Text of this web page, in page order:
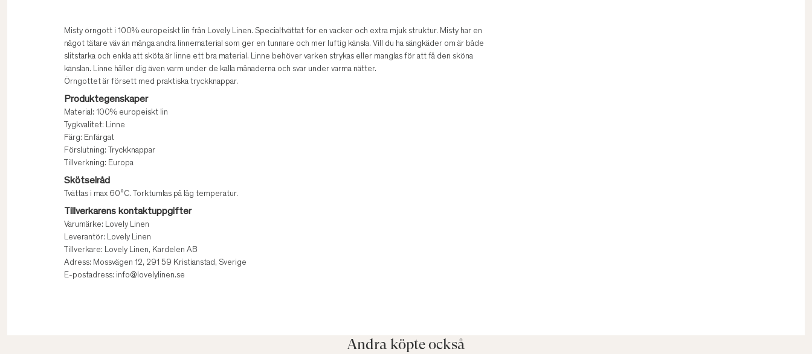
Misty örngott i 100% europeiskt lin från Lovely Linen. Specialtvättat för en vacker och extra mjuk struktur. Misty har en
något tätare väv än många andra linnematerial som ger en tunnare och mer luftig känsla. Vill du ha sängkäder om är både
slitstarka och enkla att sköta är linne ett bra material. Linne behöver varken strykas eller manglas för att få den sköna
känslan. Linne håller dig även varm under de kalla månaderna och svar under varma nätter.
Örngottet är försett med praktiska tryckknappar.
Produktegenskaper
Material: 100% europeiskt lin
Tygkvalitet: Linne
Färg: Enfärgat
Förslutning: Tryckknappar
Tillverkning: Europa
Skötselråd
Tvättas i max 60°C. Torktumlas på låg temperatur.
Tillverkarens kontaktuppgifter
Varumärke: Lovely Linen
Leverantör: Lovely Linen
Tillverkare: Lovely Linen, Kardelen AB
Adress: Mossvägen 12, 291 59 Kristianstad, Sverige
E-postadress: info@lovelylinen.se
Andra köpte också